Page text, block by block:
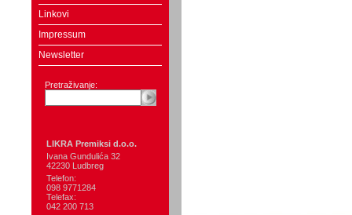
Linkovi
Impressum
Newsletter
Pretraživanje:
LIKRA Premiksi d.o.o.
Ivana Gundulića 32
42230 Ludbreg
Telefon:
098 9771284
Telefax:
042 200 713